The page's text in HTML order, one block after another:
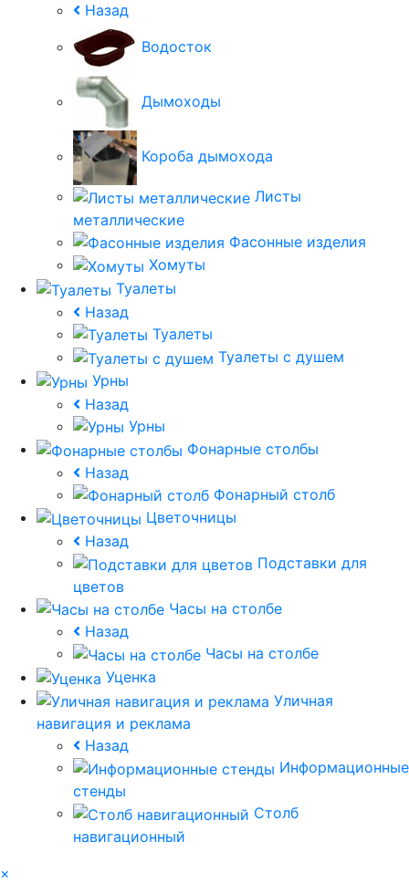
Назад
Водосток
Дымоходы
Короба дымохода
Листы
металлические
Фасонные изделия
Хомуты
Туалеты
Назад
Туалеты
Туалеты с душем
Урны
Назад
Урны
Фонарные столбы
Назад
Фонарный столб
Цветочницы
Назад
Подставки для
цветов
Часы на столбе
Назад
Часы на столбе
Уценка
Уличная
навигация и реклама
Назад
Информационные
стенды
Столб
навигационный
×